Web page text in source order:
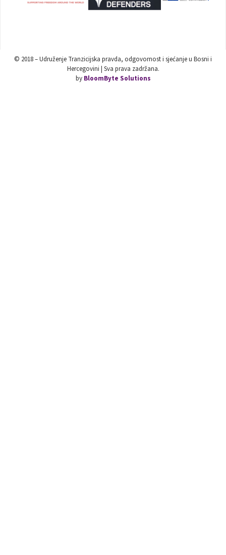
© 2018 – Udruženje Tranzicijska pravda, odgovornost i sjećanje u Bosni i
Hercegovini | Sva prava zadržana.
by BloomByte Solutions